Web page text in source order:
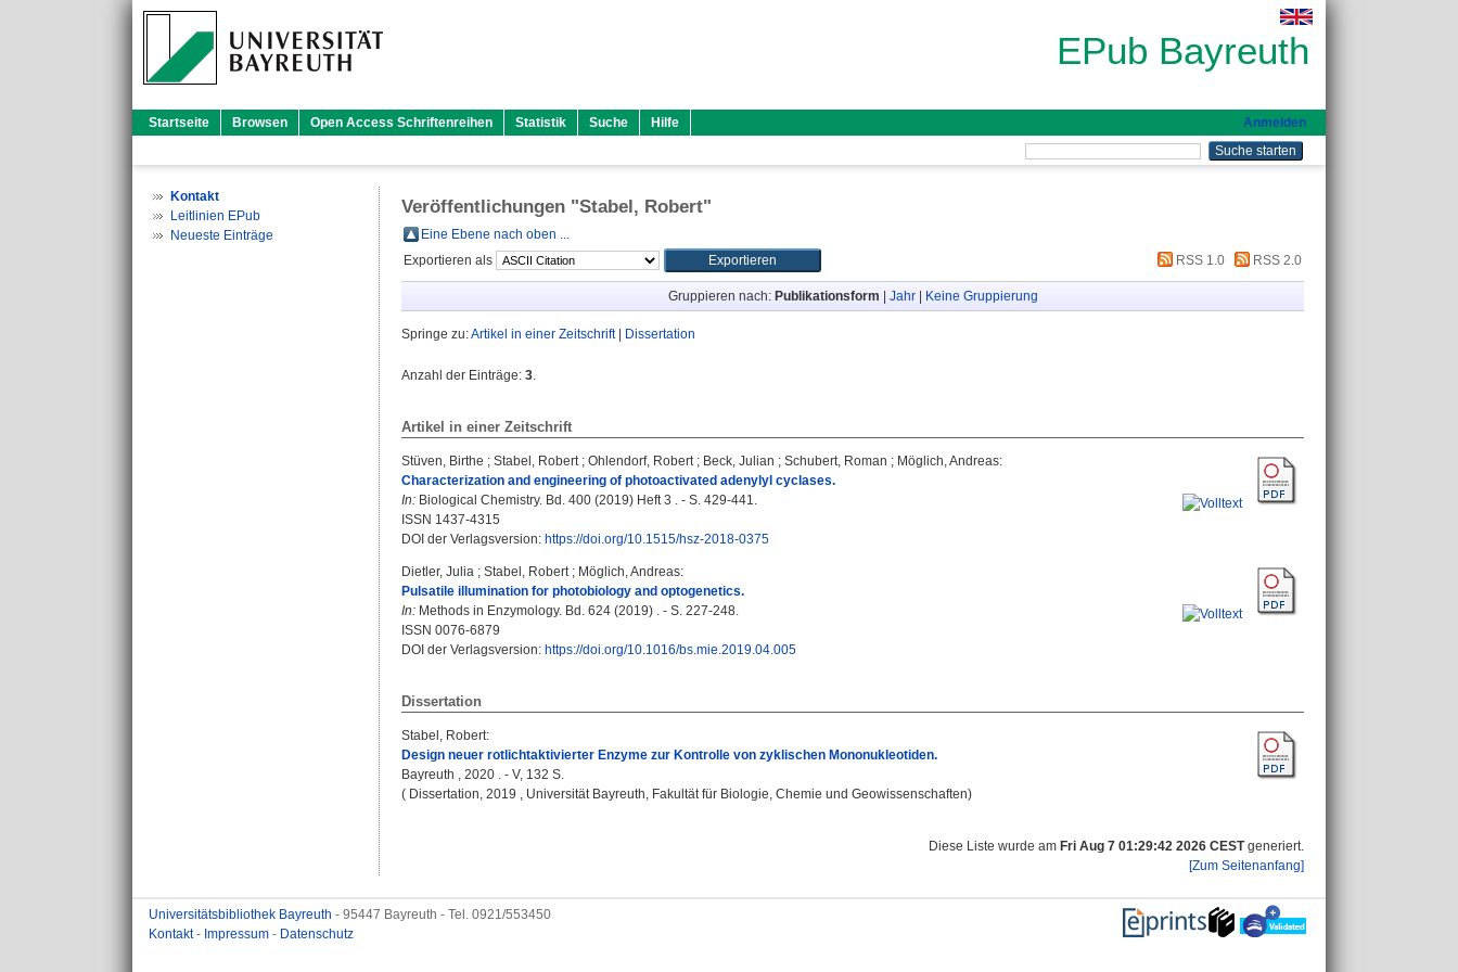
EPub Bayreuth
Startseite Browsen Open Access Schriftenreihen Statistik Suche Hilfe Anmelden
Kontakt
Leitlinien EPub
Neueste Einträge
Veröffentlichungen "Stabel, Robert"
Eine Ebene nach oben ...
Exportieren als
RSS 1.0 RSS 2.0
Gruppieren nach: Publikationsform Jahr| Keine Gruppierung
Springe zu:Artikel in einer Zeitschrift| Dissertation
Anzahl der Einträge: 3.
Artikel in einer Zeitschrift
Stüven, Birthe ; Stabel, Robert; Ohlendorf, Robert; Beck, Julian ; Schubert, Roman ; Möglich, Andreas:
Characterization and engineering of photoactivated adenylyl cyclases.
In: Biological Chemistry. Bd. 400 (2019) Heft 3 . - S. 429-441.
ISSN 1437-4315
DOI der Verlagsversion: https://doi.org/10.1515/hsz-2018-0375
Dietler, Julia ; Stabel, Robert; Möglich, Andreas:
Pulsatile illumination for photobiology and optogenetics.
In: Methods in Enzymology. Bd. 624 (2019) . - S. 227-248.
ISSN 0076-6879
DOI der Verlagsversion: https://doi.org/10.1016/bs.mie.2019.04.005
Dissertation
Stabel, Robert:
Design neuer rotlichtaktivierter Enzyme zur Kontrolle von zyklischen Mononukleotiden.
Bayreuth , 2020 . - V, 132 S.
( Dissertation, 2019 , Universität Bayreuth, Fakultät für Biologie, Chemie und Geowissenschaften)
Diese Liste wurde am Fri Aug 7 01:29:42 2026 CESTgeneriert.
[Zum Seitenanfang]
Universitätsbibliothek Bayreuth - 95447 Bayreuth - Tel. 0921/553450
Kontakt- Impressum - Datenschutz